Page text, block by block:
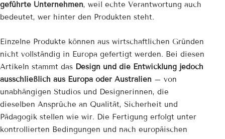
geführte Unternehmen, weil echte Verantwortung auch
bedeutet, wer hinter den Produkten steht.
Einzelne Produkte können aus wirtschaftlichen Gründen
nicht vollständig in Europa gefertigt werden. Bei diesen
Artikeln stammt das Design und die Entwicklung jedoch
ausschließlich aus Europa oder Australien – von
unabhängigen Studios und Designerinnen, die
dieselben Ansprüche an Qualität, Sicherheit und
Pädagogik stellen wie wir. Die Fertigung erfolgt unter
kontrollierten Bedingungen und nach europäischen